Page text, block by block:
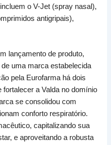
o V-Jet (spray nasal),
antigripais),
lançamento de produto,
uma marca estabelecida
pela Eurofarma há dois
a Valda no domínio
se consolidou com
conforto respiratório.
capitalizando sua
e aproveitando a robusta